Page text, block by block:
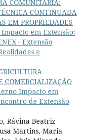
COMUNITÁRIA:
CONTINUADA
EM PROPRIEDADES
em Extensão:
- Extensão
e
COMERCIALIZAÇÃO
Impacto em
de Extensão
Rávina Beatriz
Martins, Maria